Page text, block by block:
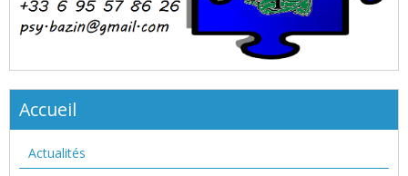
Accueil
Actualités